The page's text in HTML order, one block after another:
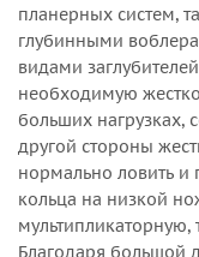
планерных систем,
глубинными
видами
необходимую
больших нагрузках,
другой стороны
нормально ловить
кольца на низкой
Благодаря большой